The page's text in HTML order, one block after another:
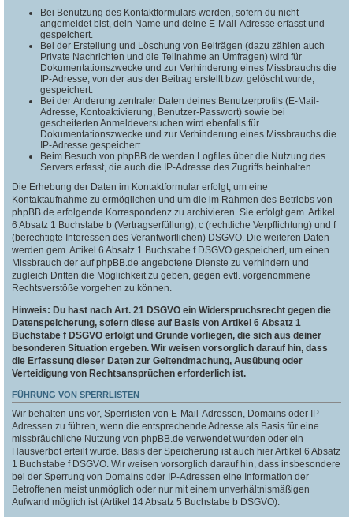
Bei Benutzung des Kontaktformulars werden, sofern du nicht
angemeldet bist, dein Name und deine E-Mail-Adresse erfasst und
gespeichert.
Bei der Erstellung und Löschung von Beiträgen (dazu zählen auch
Private Nachrichten und die Teilnahme an Umfragen) wird für
Dokumentationszwecke und zur Verhinderung eines Missbrauchs die
IP-Adresse, von der aus der Beitrag erstellt bzw. gelöscht wurde,
gespeichert.
Bei der Änderung zentraler Daten deines Benutzerprofils (E-Mail-
Adresse, Kontoaktivierung, Benutzer-Passwort) sowie bei
gescheiterten Anmeldeversuchen wird ebenfalls für
Dokumentationszwecke und zur Verhinderung eines Missbrauchs die
IP-Adresse gespeichert.
Beim Besuch von phpBB.de werden Logfiles über die Nutzung des
Servers erfasst, die auch die IP-Adresse des Zugriffs beinhalten.
Die Erhebung der Daten im Kontaktformular erfolgt, um eine
Kontaktaufnahme zu ermöglichen und um die im Rahmen des Betriebs von
phpBB.de erfolgende Korrespondenz zu archivieren. Sie erfolgt gem. Artikel
6 Absatz 1 Buchstabe b (Vertragserfüllung), c (rechtliche Verpflichtung) und f
(berechtigte Interessen des Verantwortlichen) DSGVO. Die weiteren Daten
werden gem. Artikel 6 Absatz 1 Buchstabe f DSGVO gespeichert, um einen
Missbrauch der auf phpBB.de angebotene Dienste zu verhindern und
zugleich Dritten die Möglichkeit zu geben, gegen evtl. vorgenommene
Rechtsverstöße vorgehen zu können.
Hinweis: Du hast nach Art. 21 DSGVO ein Widerspruchsrecht gegen die
Datenspeicherung, sofern diese auf Basis von Artikel 6 Absatz 1
Buchstabe f DSGVO erfolgt und Gründe vorliegen, die sich aus deiner
besonderen Situation ergeben. Wir weisen vorsorglich darauf hin, dass
die Erfassung dieser Daten zur Geltendmachung, Ausübung oder
Verteidigung von Rechtsansprüchen erforderlich ist.
FÜHRUNG VON SPERRLISTEN
Wir behalten uns vor, Sperrlisten von E-Mail-Adressen, Domains oder IP-
Adressen zu führen, wenn die entsprechende Adresse als Basis für eine
missbräuchliche Nutzung von phpBB.de verwendet wurden oder ein
Hausverbot erteilt wurde. Basis der Speicherung ist auch hier Artikel 6 Absatz
1 Buchstabe f DSGVO. Wir weisen vorsorglich darauf hin, dass insbesondere
bei der Sperrung von Domains oder IP-Adressen eine Information der
Betroffenen meist unmöglich oder nur mit einem unverhältnismäßigen
Aufwand möglich ist (Artikel 14 Absatz 5 Buchstabe b DSGVO).